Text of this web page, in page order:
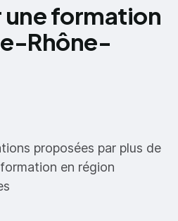
une formation
Rhône-
proposées par plus de
en région